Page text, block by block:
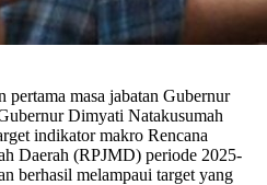
pertama masa jabatan Gubernur
Dimyati Natakusumah
indikator makro Rencana
Daerah (RPJMD) periode 2025-
berhasil melampaui target yang